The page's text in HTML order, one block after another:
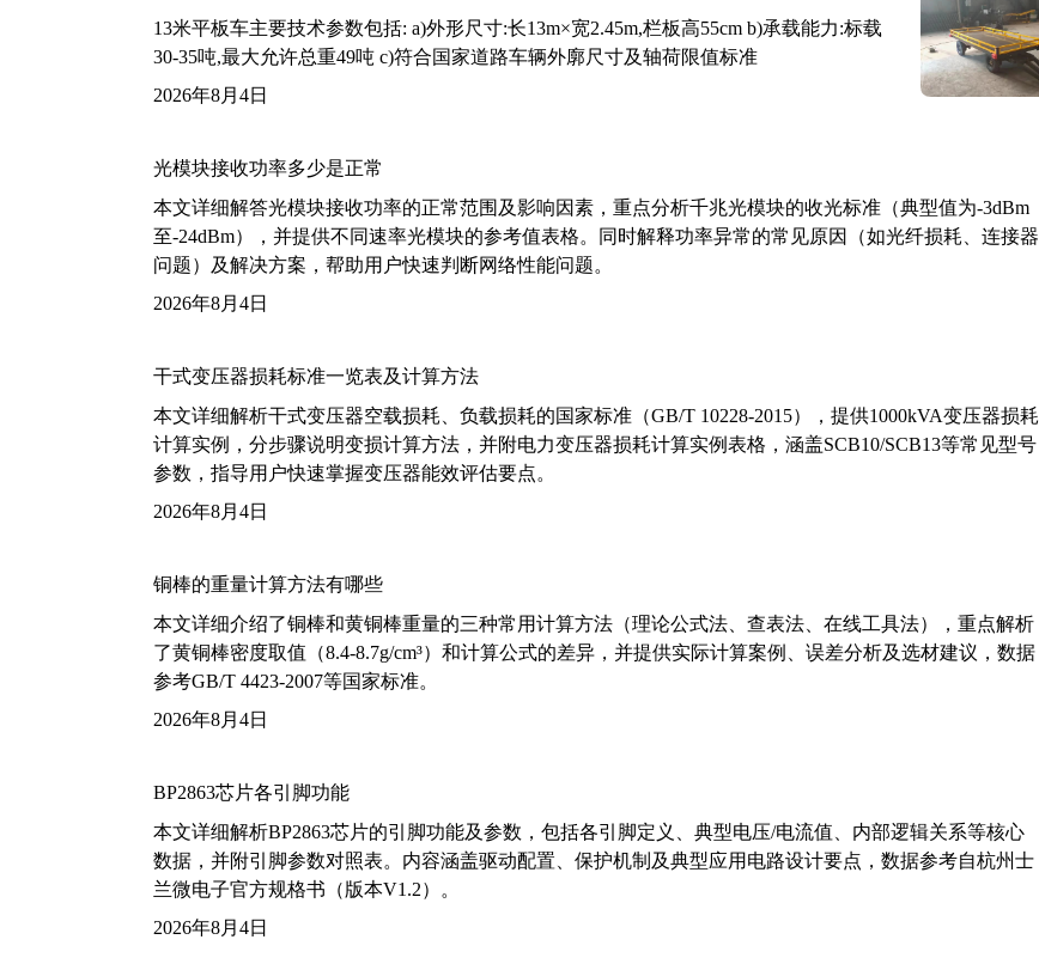
13米平板车主要技术参数包括: a)外形尺寸:长13m×宽2.45m,栏板高55cm b)承载能力:标载
30-35吨,最大允许总重49吨 c)符合国家道路车辆外廓尺寸及轴荷限值标准
2026年8月4日
光模块接收功率多少是正常
本文详细解答光模块接收功率的正常范围及影响因素，重点分析千兆光模块的收光标准（典型值为-3dBm
至-24dBm），并提供不同速率光模块的参考值表格。同时解释功率异常的常见原因（如光纤损耗、连接器
问题）及解决方案，帮助用户快速判断网络性能问题。
2026年8月4日
干式变压器损耗标准一览表及计算方法
本文详细解析干式变压器空载损耗、负载损耗的国家标准（GB/T 10228-2015），提供1000kVA变压器损耗
计算实例，分步骤说明变损计算方法，并附电力变压器损耗计算实例表格，涵盖SCB10/SCB13等常见型号
参数，指导用户快速掌握变压器能效评估要点。
2026年8月4日
铜棒的重量计算方法有哪些
本文详细介绍了铜棒和黄铜棒重量的三种常用计算方法（理论公式法、查表法、在线工具法），重点解析
了黄铜棒密度取值（8.4-8.7g/cm³）和计算公式的差异，并提供实际计算案例、误差分析及选材建议，数据
参考GB/T 4423-2007等国家标准。
2026年8月4日
BP2863芯片各引脚功能
本文详细解析BP2863芯片的引脚功能及参数，包括各引脚定义、典型电压/电流值、内部逻辑关系等核心
数据，并附引脚参数对照表。内容涵盖驱动配置、保护机制及典型应用电路设计要点，数据参考自杭州士
兰微电子官方规格书（版本V1.2）。
2026年8月4日